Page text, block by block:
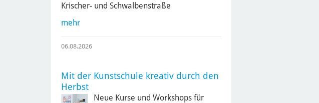
Krischer- und Schwalbenstraße
mehr
06.08.2026
Mit der Kunstschule kreativ durch den
Herbst
Neue Kurse und Workshops für